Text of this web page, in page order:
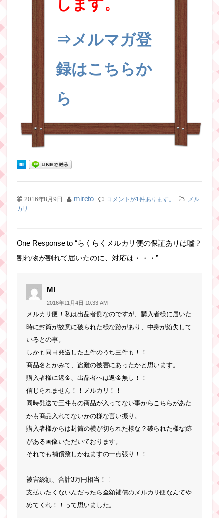
します。
⇒メルマガ登
録はこちらか
ら
2016年8月9日 mireto コメントが1件あります。
メル
カリ
One Response to “らくらくメルカリ便の保証ありは嘘？
割れ物が割れて届いたのに、対応は・・・”
MI
り:
2016年11月4日 10:33 AM
メルカリ便！私は出品者側なのですが、購入者様に届いた
時に封筒が故意に破られた様な跡があり、中身が紛失して
いるとの事。
しかも同日発送した五件のうち三件も！！
商品名とかみて、盗難の被害にあったかと思います。
購入者様に返金、出品者へは返金無し！！
信じられません！！メルカリ！！
同時発送で三件もの商品が入ってない事からこちらがあた
かも商品入れてないかの様な言い振り。
購入者様からは封筒の横が切られた様な？破られた様な跡
がある画像いただいております。
それでも補償致しかねますの一点張り！！
被害総額、合計3万円相当！！
支払いたくないんだったら全額補償のメルカリ便なんてや
めてくれ！！って思いました。